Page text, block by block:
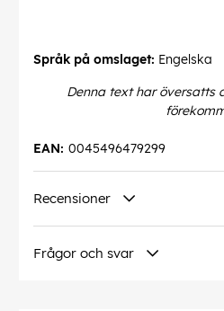
Språk på omslaget: Engelska
Denna text har översatts
0045496479299
EAN:
Recensioner
Frågor och svar